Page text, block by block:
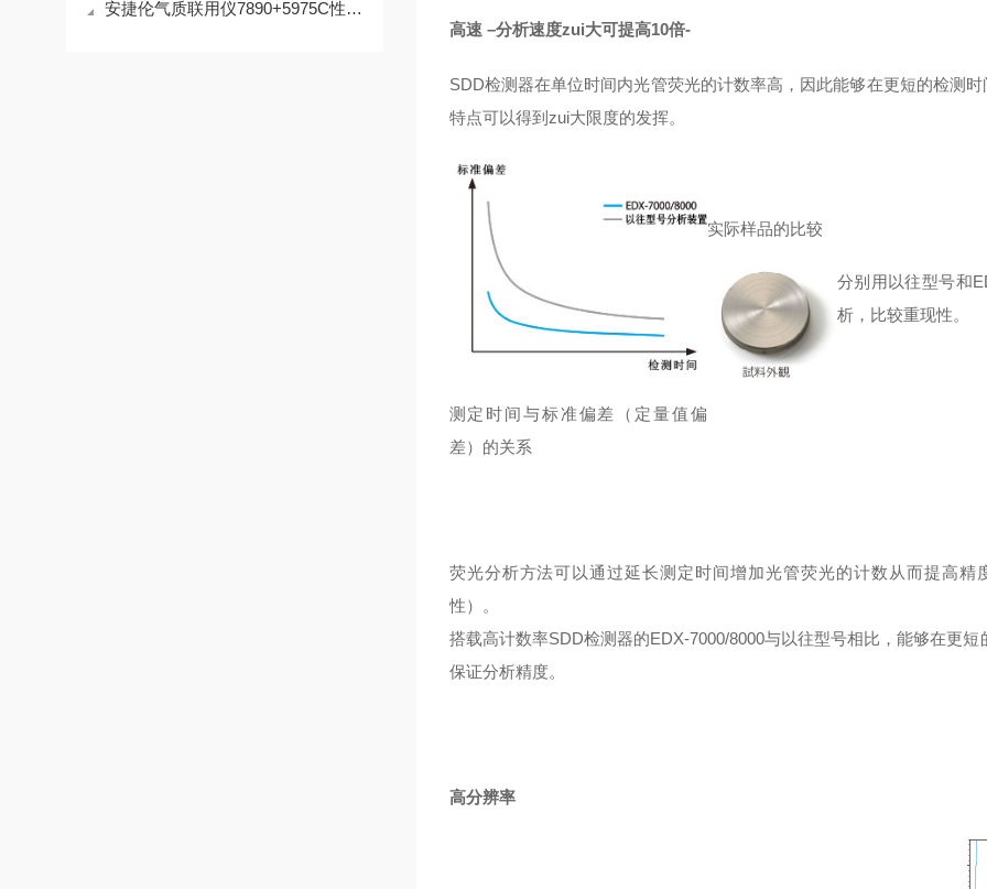
安捷伦气质联用仪7890+5975C性能上主要的特点
高速 –分析速度zui大可提高10倍-
SDD检测器在单位时间内光管荧光的计数率高，因此能够在更短的检测
特点可以得到zui大限度的发挥。
测定时间与标准偏差（定量值偏
差）的关系
实际样品的比较
分别用以往型号和
析，比较重现性。
荧光分析方法可以通过延长测定时间增加光管荧光的计数从而提高精
性）。
搭载高计数率SDD检测器的EDX-7000/8000与以往型号相比，能够在更短
保证分析精度。
高分辨率